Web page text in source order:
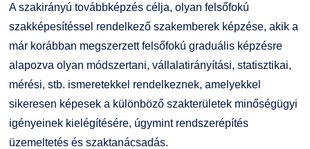
A szakirányú továbbképzés célja, olyan felsőfokú
szakképesítéssel rendelkező szakemberek képzése, akik a
már korábban megszerzett felsőfokú graduális képzésre
alapozva olyan módszertani, vállalatirányítási, statisztikai,
mérési, stb. ismeretekkel rendelkeznek, amelyekkel
sikeresen képesek a különböző szakterületek minőségügyi
igényeinek kielégítésére, úgymint rendszerépítés
üzemeltetés és szaktanácsadás.